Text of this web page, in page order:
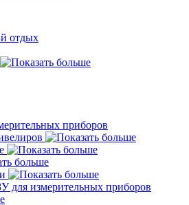
отдых
приборов
для измерительных приборов